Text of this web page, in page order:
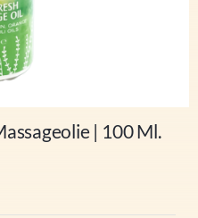
| 100 Ml.